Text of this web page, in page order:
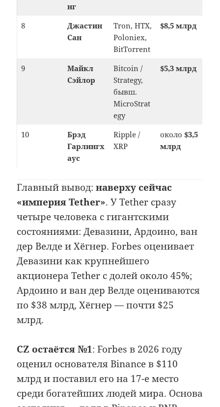
нг
8
Джастин
Сан
Tron, HTX,
Poloniex,
BitTorrent
$8,5 млрд
9
Майкл
Сэйлор
Bitcoin /
Strategy,
бывш.
MicroStrat
egy
$5,3 млрд
10
Брэд
Гарлингх
аус
Ripple /
XRP
около $3,5
млрд
Главный вывод:наверху сейчас
«империя Tether». У Tether сразу
четыре человека с гигантскими
состояниями: Девазини, Ардоино, ван
дер Велде и Хёгнер. Forbes оценивает
Девазини как крупнейшего
акционера Tether с долей около 45%;
Ардоино и ван дер Велде оцениваются
по $38 млрд, Хёгнер — почти $25
млрд.
CZ остаётся №1: Forbes в 2026 году
оценил основателя Binance в $110
млрд и поставил его на 17-е место
среди богатейших людей мира. Основа